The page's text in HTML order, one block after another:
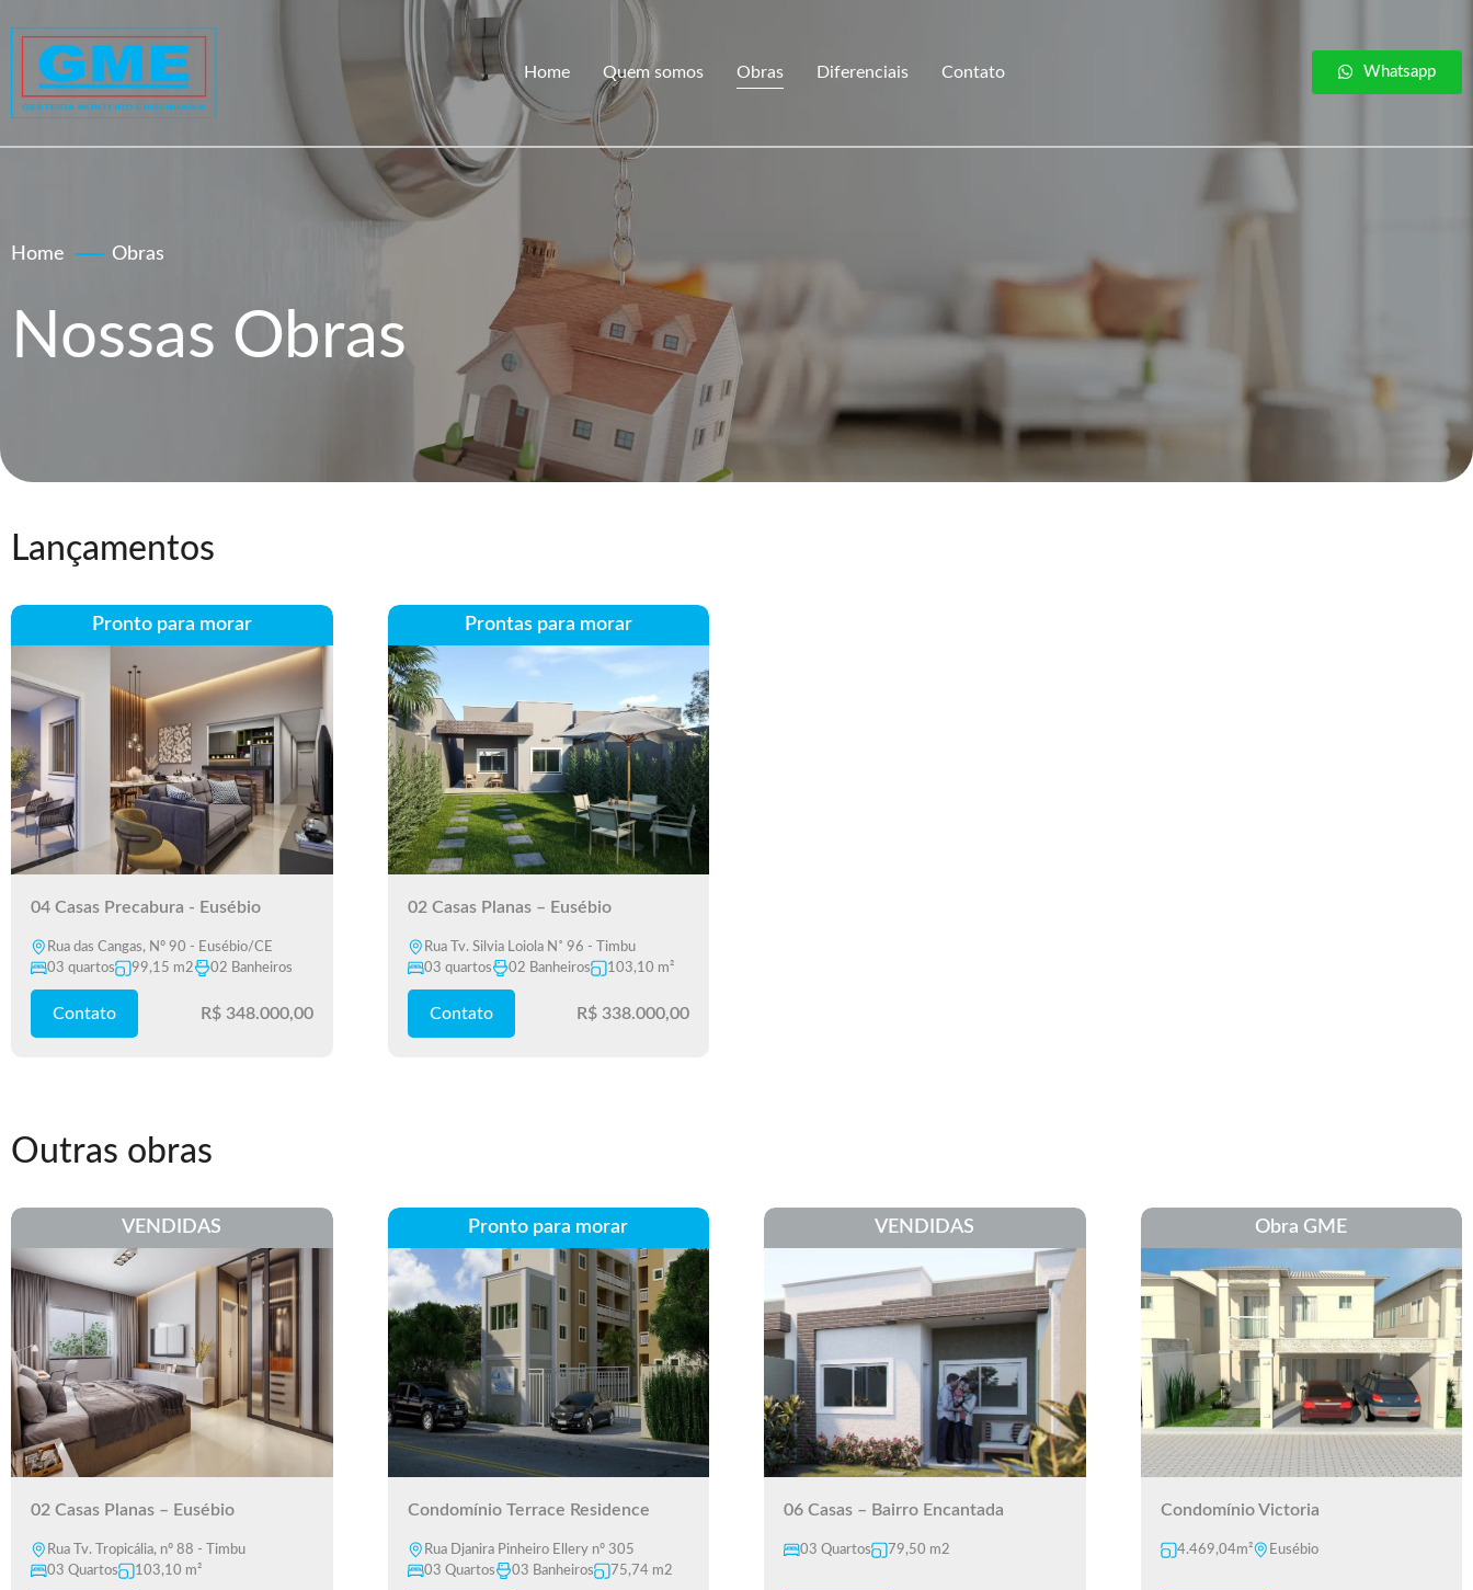
Home Quem somos Obras Diferenciais Contato Whatsapp
Home Obras
Nossas Obras
Lançamentos
Pronto para morar
04 Casas Precabura - Eusébio
Rua das Cangas, Nº 90 - Eusébio/CE
03 quartos
99,15 m2 02 Banheiros
Contato R$ 348.000,00
Prontas para morar
02 Casas Planas – Eusébio
Rua Tv. Silvia Loiola N˚ 96 - Timbu
03 quartos
02 Banheiros 103,10 m²
Contato R$ 338.000,00
Outras obras
VENDIDAS
02 Casas Planas – Eusébio
Rua Tv. Tropicália, nº 88 - Timbu
03 Quartos
103,10 m²
Pronto para morar
Condomínio Terrace Residence
Rua Djanira Pinheiro Ellery nº 305
03 Quartos
03 Banheiros 75,74 m2
VENDIDAS
06 Casas – Bairro Encantada
03 Quartos 79,50 m2
Obra GME
Condomínio Victoria
4.469,04m² Eusébio